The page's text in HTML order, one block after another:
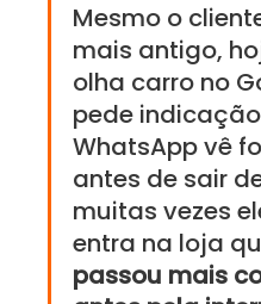
Mesmo o
mais antigo,
olha carro no
pede
WhatsApp vê
antes de sair
muitas vezes
entra na loja
passou mais